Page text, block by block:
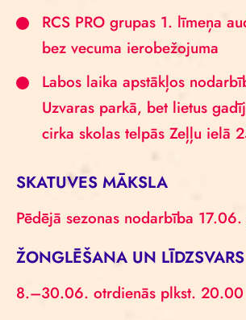
RCS PRO grupas 1. līmeņa
bez vecuma ierobežojuma
Labos laika apstākļos
Uzvaras parkā, bet lietus
cirka skolas telpās Zeļļu ielā
SKATUVES MĀKSLA
Pēdējā sezonas nodarbība
ŽONGLĒŠANA UN LĪDZSVARS
8.–30.06. otrdienās plkst. 20.00